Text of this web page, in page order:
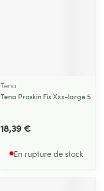
Tena
Tena Proskin Fix Xxx-large 5
18,39 €
En rupture de stock